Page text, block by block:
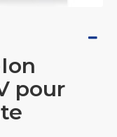
pour